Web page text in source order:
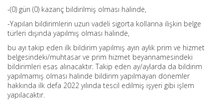
-(0) gün (0) kazanç bildirilmiş olması halinde,
-Yapılan bildirimlerin uzun vadeli sigorta kollarına ilişkin belge
türleri dışında yapılmış olması halinde,
bu ayı takip eden ilk bildirim yapılmış ayın aylık prim ve hizmet
belgesindeki/muhtasar ve prim hizmet beyannamesindeki
bildirimleri esas alınacaktır. Takip eden ay/aylarda da bildirim
yapılmamış olması halinde bildirim yapılmayan dönemler
hakkında ilk defa 2022 yılında tescil edilmiş işyeri gibi işlem
yapılacaktır.